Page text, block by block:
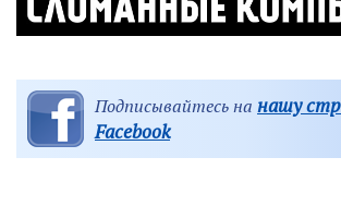
Подписывайтесь на нашу
Facebook